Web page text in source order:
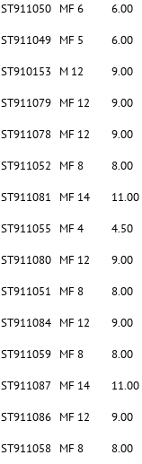
ST911050 MF 6 6.00
ST911049 MF 5 6.00
ST910153 M 12 9.00
ST911079 MF 12 9.00
ST911078 MF 12 9.00
ST911052 MF 8 8.00
ST911081 MF 14 11.00
ST911055 MF 4 4.50
ST911080 MF 12 9.00
ST911051 MF 8 8.00
ST911084 MF 12 9.00
ST911059 MF 8 8.00
ST911087 MF 14 11.00
ST911086 MF 12 9.00
ST911058 MF 8 8.00